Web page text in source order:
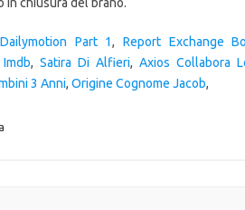
Part 1,Report Exchange
,Satira Di Alfieri,Axios Collabora
3 Anni, Origine Cognome Jacob,